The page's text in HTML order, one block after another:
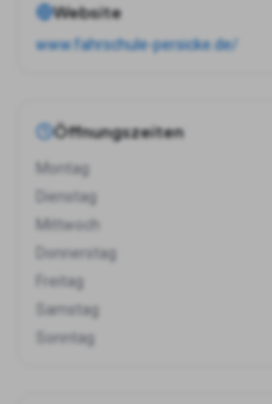
Website
www.fahrschule-persicke.de/
Öffnungszeiten
Montag
Dienstag
Mittwoch
Donnerstag
Freitag
Samstag
Sonntag